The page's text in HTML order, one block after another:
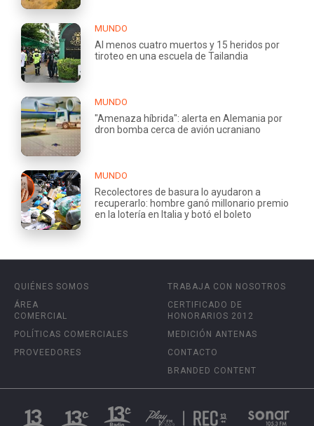
MUNDO
Al menos cuatro muertos y 15 heridos por
tiroteo en una escuela de Tailandia
MUNDO
"Amenaza híbrida": alerta en Alemania por
dron bomba cerca de avión ucraniano
MUNDO
Recolectores de basura lo ayudaron a
recuperarlo: hombre ganó millonario premio
en la lotería en Italia y botó el boleto
QUIÉNES SOMOS
ÁREA
COMERCIAL
POLÍTICAS COMERCIALES
PROVEEDORES
TRABAJA CON NOSOTROS
CERTIFICADO DE
HONORARIOS 2012
MEDICIÓN ANTENAS
CONTACTO
BRANDED CONTENT